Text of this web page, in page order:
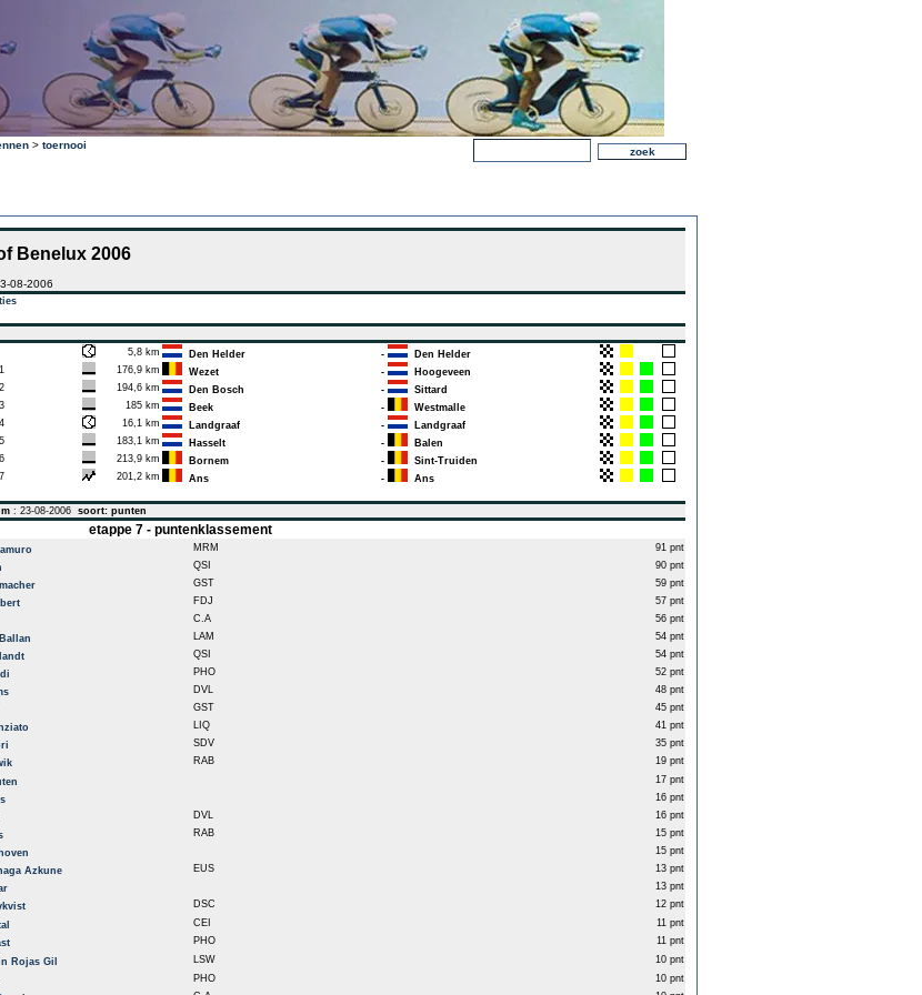
> toernooi
Benelux 2006
08-2006
5,8 km Den Helder -
Den Helder
176,9 km Wezet -
Hoogeveen
194,6 km Den Bosch -
Sittard
185 km Beek -
Westmalle
16,1 km Landgraaf -
Landgraaf
183,1 km Hasselt -
Balen
213,9 km Bornem -
Sint-Truiden
201,2 km Ans - Ans
: 23-08-2006 soort: punten
etappe 7 - puntenklassement
MRM
91 pnt
QSI
90 pnt
GST
59 pnt
FDJ
57 pnt
C.A
56 pnt
LAM
54 pnt
QSI
54 pnt
PHO
52 pnt
DVL
48 pnt
GST
45 pnt
LIQ
41 pnt
SDV
35 pnt
RAB
19 pnt
17 pnt
16 pnt
DVL
16 pnt
RAB
15 pnt
15 pnt
Azkune EUS
13 pnt
13 pnt
DSC
12 pnt
CEI
11 pnt
PHO
11 pnt
Rojas Gil LSW
10 pnt
PHO
10 pnt